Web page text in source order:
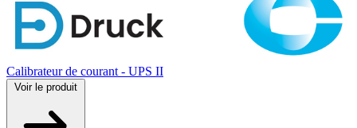
Calibrateur de courant - UPS II
Voir le produit